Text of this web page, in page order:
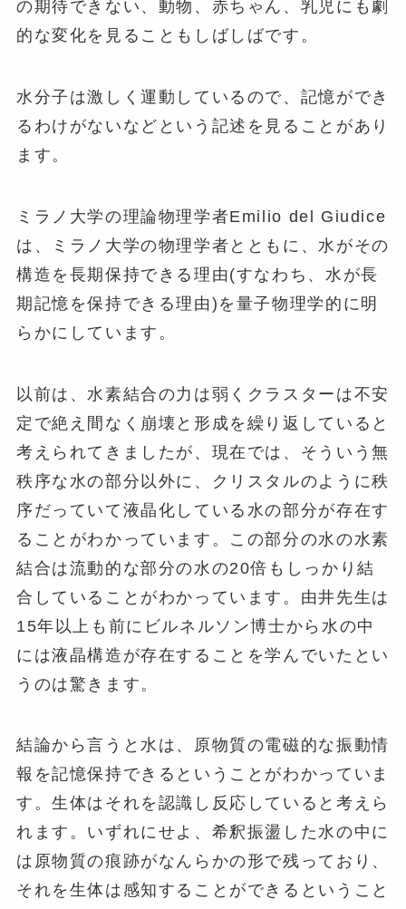
の期待できない、動物、赤ちゃん、乳児にも劇
的な変化を見ることもしばしばです。
水分子は激しく運動しているので、記憶ができ
るわけがないなどという記述を見ることがあり
ます。
ミラノ大学の理論物理学者Emilio del Giudice
は、ミラノ大学の物理学者とともに、水がその
構造を長期保持できる理由(すなわち、水が長
期記憶を保持できる理由)を量子物理学的に明
らかにしています。
以前は、水素結合の力は弱くクラスターは不安
定で絶え間なく崩壊と形成を繰り返していると
考えられてきましたが、現在では、そういう無
秩序な水の部分以外に、クリスタルのように秩
序だっていて液晶化している水の部分が存在す
ることがわかっています。この部分の水の水素
結合は流動的な部分の水の20倍もしっかり結
合していることがわかっています。由井先生は
15年以上も前にビルネルソン博士から水の中
には液晶構造が存在することを学んでいたとい
うのは驚きます。
結論から言うと水は、原物質の電磁的な振動情
報を記憶保持できるということがわかっていま
す。生体はそれを認識し反応していると考えら
れます。いずれにせよ、希釈振盪した水の中に
は原物質の痕跡がなんらかの形で残っており、
それを生体は感知することができるということ